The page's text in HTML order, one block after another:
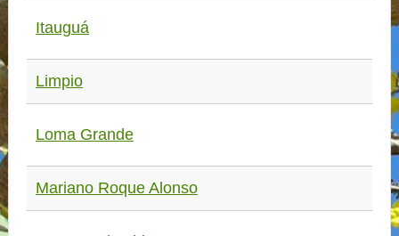
Itauguá
Limpio
Loma Grande
Mariano Roque Alonso